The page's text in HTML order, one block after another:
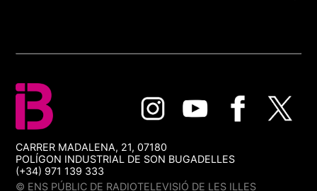
CARRER MADALENA, 21, 07180
POLÍGON INDUSTRIAL DE SON BUGADELLES
(+34) 971 139 333
© ENS PÚBLIC DE RADIOTELEVISIÓ DE LES ILLES